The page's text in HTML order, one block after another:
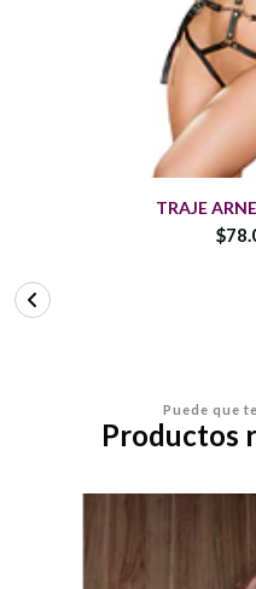
TRAJE
Puede que
Productos